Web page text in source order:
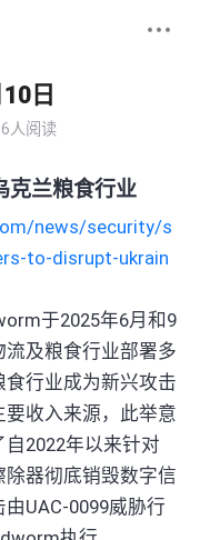
日
人阅读
克兰粮食行业
news/security/s
to-disrupt-ukrain
于2025年6月和9
及粮食行业部署多
行业成为新兴攻击
要收入来源，此举意
2022年以来针对
器彻底销毁数字信
UAC-0099威胁行